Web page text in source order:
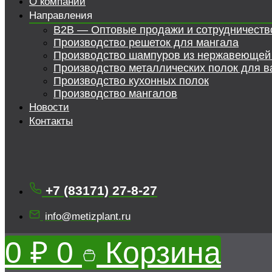
Направления
B2B — Оптовые продажи и
Производство решеток для мангала
Производство шампуров из нержавеющей
Производство металлических полок для
Производство кухонных полок
Производство мангалов
Новости
Контакты
+7 (83171) 27-8-27
info@metizplant.ru
0 ₽ 0 Корзина